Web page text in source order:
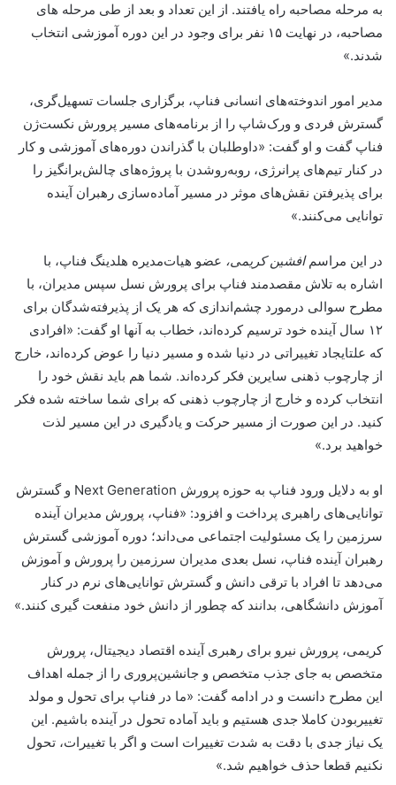
به مرحله مصاحبه راه یافتند. از این تعداد و بعد از طی مرحله های
مصاحبه، در نهایت ۱۵ نفر برای وجود در این دوره آموزشی انتخاب
شدند.»
مدیر امور اندوخته‌های انسانی فناپ، برگزاری جلسات تسهیل‌گری،
گسترش فردی و ورک‌شاپ را از برنامه‌های مسیر پرورش نکست‌ژن
فناپ گفت و او گفت: «داوطلبان با گذراندن دوره‌های آموزشی و کار
در کنار تیم‌های پرانرژی،‌ روبه‌روشدن با پروژه‌های چالش‌برانگیز را
برای پذیرفتن نقش‌های موثر در مسیر آماده‌سازی رهبران آینده
توانایی می‌کنند.»
در این مراسمافشین کریمی، عضو هیات‌مدیره هلدینگ فناپ، با
اشاره به تلاش مقصد‌مند فناپ برای پرورش نسل سپس مدیران، با
مطرح سوالی درمورد چشم‌اندازی که هر یک از پذیرفته‌شدگان برای
۱۲ سال آینده خود ترسیم کرده‌اند، خطاب به آنها او گفت: «افرادی
که علتایجاد تغییراتی در دنیا شده و مسیر دنیا را عوض کرده‌اند، خارج
از چارچوب ذهنی سایرین فکر کرده‌اند. شما هم باید نقش خود را
انتخاب کرده و خارج از چارچوب ذهنی که برای شما ساخته شده فکر
کنید. در این صورت از مسیر حرکت و یادگیری در این مسیر لذت
خواهید برد.»
او به دلایل ورود فناپ به حوزه پرورش Next Generation و گسترش
توانایی‌های راهبری پرداخت و افزود:‌ «فناپ، پرورش مدیران آینده
سرزمین را یک مسئولیت اجتماعی می‌داند؛ دوره آموزشی گسترش
رهبران آینده فناپ، نسل بعدی مدیران سرزمین را پرورش و آموزش
می‌دهد تا افراد با ترقی دانش و گسترش توانایی‌های نرم در کنار
آموزش دانشگاهی، بدانند که چطور از دانش خود منفعت گیری کنند.»
کریمی، پرورش نیرو برای رهبری آینده اقتصاد دیجیتال، پرورش
متخصص به جای جذب متخصص و جانشین‌پروری را از جمله اهداف
این مطرح دانست و در ادامه گفت: «ما در فناپ برای تحول و مولد
تغییربودن کاملا جدی هستیم و باید آماده تحول در آینده باشیم. این
یک نیاز جدی با دقت به شدت تغییرات است و اگر با تغییرات، تحول
نکنیم قطعا حذف خواهیم شد.»